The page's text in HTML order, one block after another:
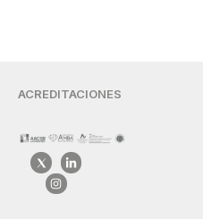
ACREDITACIONES